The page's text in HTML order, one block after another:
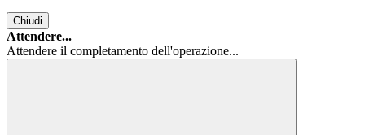
Chiudi
Attendere...
Attendere il completamento dell'operazione...